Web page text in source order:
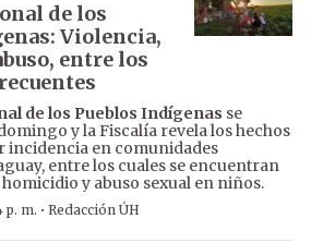
de los
Violencia,
entre los
de los Pueblos Indígenas se
y la Fiscalía revela los hechos
incidencia en comunidades
entre los cuales se encuentran
y abuso sexual en niños.
p. m. · Redacción ÚH